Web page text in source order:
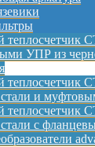
теплосчетчик
УПР из
теплосчетчик
и
теплосчетчик
с